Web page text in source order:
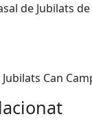
de Jubilats
Can